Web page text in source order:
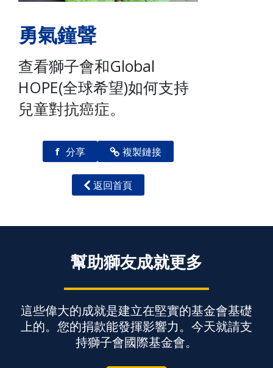
勇氣鐘聲
查看獅子會和Global
HOPE(全球希望)如何支持
兒童對抗癌症。
f 分享 複製鏈接
返回首頁
幫助獅友成就更多
這些偉大的成就是建立在堅實的基金會基礎
上的。您的捐款能發揮影響力。今天就請支
持獅子會國際基金會。